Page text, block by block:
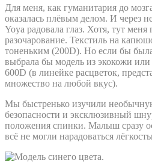
Для меня, как гуманитария до
оказалась плёвым делом. И через
Yoya радовала глаз. Хотя, тут меня
разочарование. Текстиль на
тоненьким (200D). Но если бы
выбрала бы модель из экокожи или
600D (в линейке расцветок,
множество на любой вкус).
Мы быстренько изучили
безопасности и эксклюзивный
положения спинки. Малыш сразу
всё не могли нарадоваться